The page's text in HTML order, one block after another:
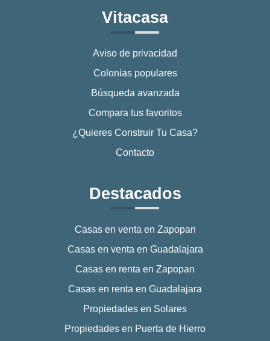
Vitacasa
Aviso de privacidad
Colonias populares
Búsqueda avanzada
Compara tus favoritos
¿Quieres Construir Tu Casa?
Contacto
Destacados
Casas en venta en Zapopan
Casas en venta en Guadalajara
Casas en renta en Zapopan
Casas en renta en Guadalajara
Propiedades en Solares
Propiedades en Puerta de Hierro